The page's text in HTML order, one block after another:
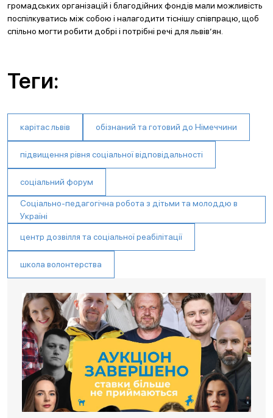
громадських організацій і благодійних фондів мали можливість
поспілкуватись між собою і налагодити тіснішу співпрацю, щоб
спільно могти робити добрі і потрібні речі для львів’ян.
Теги:
карітас львів обізнаний та готовий до Німеччини
підвищення рівня соціальної відповідальності
соціальний форум
Соціально-педагогічна робота з дітьми та молоддю в
Україні
центр дозвілля та соціальної реабілітації
школа волонтерства